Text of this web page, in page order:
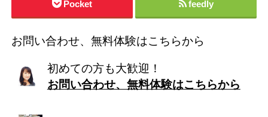
Pocket feedly
お問い合わせ、無料体験はこちらから
初めての方も大歓迎！
お問い合わせ、無料体験はこちらから